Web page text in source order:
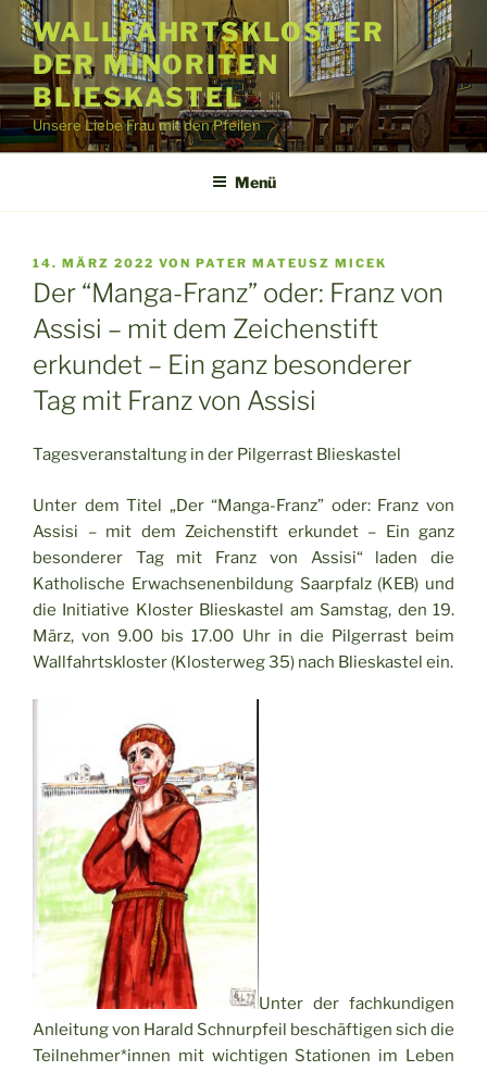
Zum
Inhalt
springen
WALLFAHRTSKLOSTER
DER MINORITEN
BLIESKASTEL
Unsere Liebe Frau mit den Pfeilen
Menü
VERÖFFENTLICHT
AM
14. MÄRZ 2022 VON PATER MATEUSZ MICEK
Der “Manga-Franz” oder: Franz von
Assisi – mit dem Zeichenstift
erkundet – Ein ganz besonderer
Tag mit Franz von Assisi
Tagesveranstaltung in der Pilgerrast Blieskastel
Unter dem Titel „Der “Manga-Franz” oder: Franz von
Assisi – mit dem Zeichenstift erkundet – Ein ganz
besonderer Tag mit Franz von Assisi“ laden die
Katholische Erwachsenenbildung Saarpfalz (KEB) und
die Initiative Kloster Blieskastel am Samstag, den 19.
März, von 9.00 bis 17.00 Uhr in die Pilgerrast beim
Wallfahrtskloster (Klosterweg 35) nach Blieskastel ein.
Unter der fachkundigen
Anleitung von Harald Schnurpfeil beschäftigen sich die
Teilnehmer*innen mit wichtigen Stationen im Leben